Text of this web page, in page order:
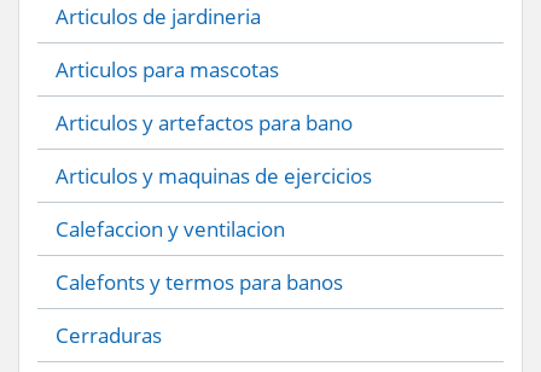
Articulos de jardineria
Articulos para mascotas
Articulos y artefactos para bano
Articulos y maquinas de ejercicios
Calefaccion y ventilacion
Calefonts y termos para banos
Cerraduras